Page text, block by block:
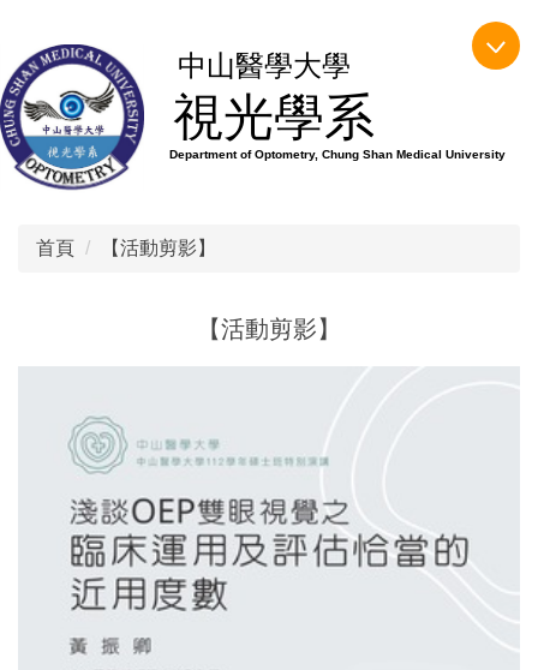
主
要
內
容
中山醫學大學
視光學系
Department of Optometry, Chung Shan Medical University
首頁 【活動剪影】
【活動剪影】